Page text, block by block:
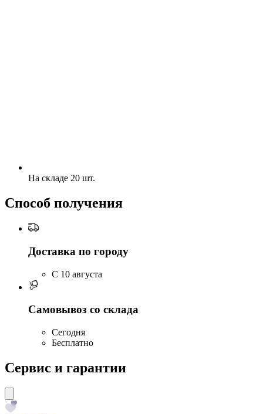
На складе 20 шт.
Способ получения
Доставка по городу
C 10 августа
Самовывоз со склада
Сегодня
Бесплатно
Сервис и гарантии